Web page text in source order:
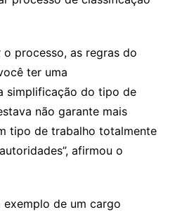
processo, as regras do
ter uma
simplificação do tipo de
não garante mais
tipo de trabalho totalmente
afirmou o
exemplo de um cargo